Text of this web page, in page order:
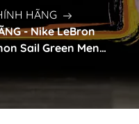
8 EP
Sail
101
HÃNG
- Nike LeBron
Sail Green Men